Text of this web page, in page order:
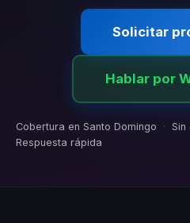
Solicitar
Hablar por
Cobertura en Santo Domingo · Sin
Respuesta rápida